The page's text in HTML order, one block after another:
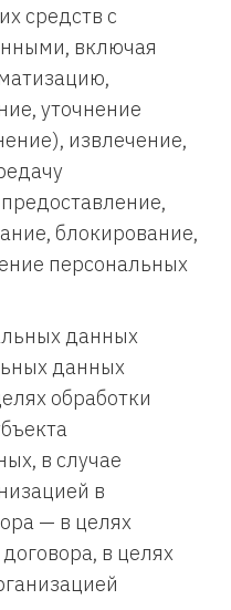
средств с
включая
уточнение
извлечение,
блокирование,
персональных
данных
данных
обработки
в случае
в
— в целях
в целях